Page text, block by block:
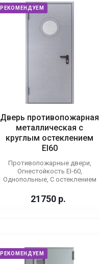
РЕКОМЕНДУЕМ
Дверь противопожарная
металлическая с
круглым остеклением
EI60
Противопожарные двери,
Огнестойкость EI-60,
Однопольные, С остеклением
21750 р.
РЕКОМЕНДУЕМ